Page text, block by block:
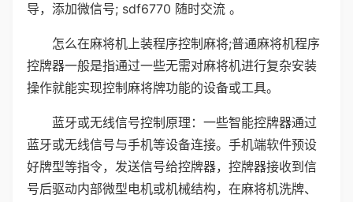
导，添加微信号; sdf6770 随时交流 。
怎么在麻将机上装程序控制麻将;普通麻将机程序
控牌器一般是指通过一些无需对麻将机进行复杂安装
操作就能实现控制麻将牌功能的设备或工具。
蓝牙或无线信号控制原理：一些智能控牌器通过
蓝牙或无线信号与手机等设备连接。手机端软件预设
好牌型等指令，发送信号给控牌器，控牌器接收到信
号后驱动内部微型电机或机械结构，在麻将机洗牌、